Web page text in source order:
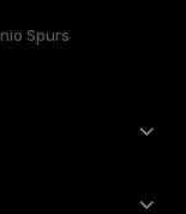
Spurs